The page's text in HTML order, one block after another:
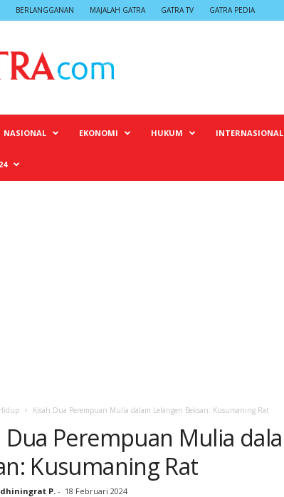
BERLANGGANAN MAJALAH GATRA GATRA TV GATRA PEDIA
NASIONAL EKONOMI HUKUM INTERNASIONAL
Kisah Dua Perempuan Mulia dalam Lelangen Beksan: Kusumaning Rat
Dua Perempuan Mulia
Kusumaning Rat
P. - 18 Februari 2024